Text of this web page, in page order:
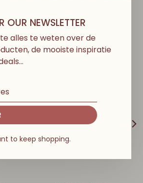
E MI SC IE OK
OUR NEWSLETTER
alles te weten over de
de mooiste inspiratie
to keep shopping.